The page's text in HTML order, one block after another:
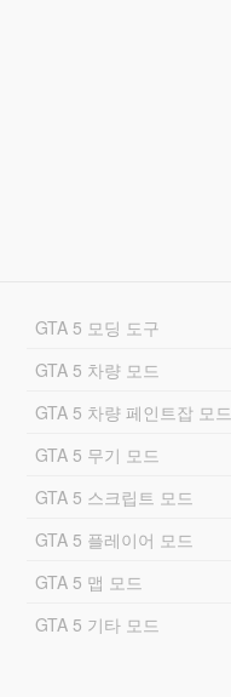
GTA 5 모딩 도구
GTA 5 차량 모드
GTA 5 차량 페인트잡 모드
GTA 5 무기 모드
GTA 5 스크립트 모드
GTA 5 플레이어 모드
GTA 5 맵 모드
GTA 5 기타 모드